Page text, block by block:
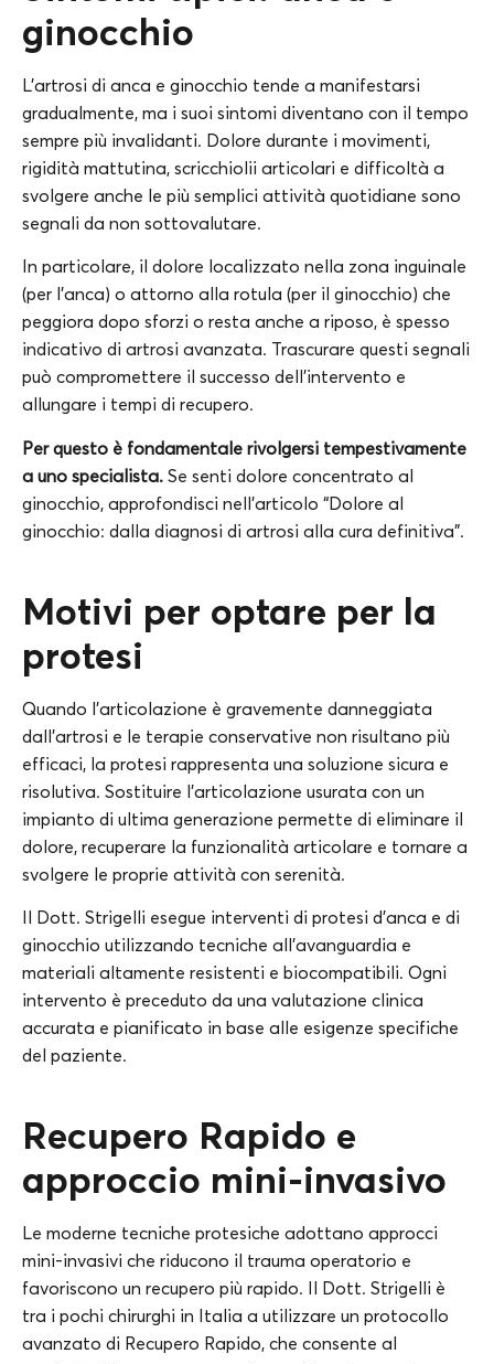
ginocchio
L’artrosi di anca e ginocchio tende a manifestarsi
gradualmente, ma i suoi sintomi diventano con il tempo
sempre più invalidanti. Dolore durante i movimenti,
rigidità mattutina, scricchiolii articolari e difficoltà a
svolgere anche le più semplici attività quotidiane sono
segnali da non sottovalutare.
In particolare, il dolore localizzato nella zona inguinale
(per l’anca) o attorno alla rotula (per il ginocchio) che
peggiora dopo sforzi o resta anche a riposo, è spesso
indicativo di artrosi avanzata. Trascurare questi segnali
può compromettere il successo dell’intervento e
allungare i tempi di recupero.
Per questo è fondamentale rivolgersi tempestivamente
a uno specialista. Se senti dolore concentrato al
ginocchio, approfondisci nell’articolo “Dolore al
ginocchio: dalla diagnosi di artrosi alla cura definitiva”.
Motivi per optare per la
protesi
Quando l’articolazione è gravemente danneggiata
dall’artrosi e le terapie conservative non risultano più
efficaci, la protesi rappresenta una soluzione sicura e
risolutiva. Sostituire l’articolazione usurata con un
impianto di ultima generazione permette di eliminare il
dolore, recuperare la funzionalità articolare e tornare a
svolgere le proprie attività con serenità.
Il Dott. Strigelli esegue interventi di protesi d’anca e di
ginocchio utilizzando tecniche all’avanguardia e
materiali altamente resistenti e biocompatibili. Ogni
intervento è preceduto da una valutazione clinica
accurata e pianificato in base alle esigenze specifiche
del paziente.
Recupero Rapido e
approccio mini-invasivo
Le moderne tecniche protesiche adottano approcci
mini-invasivi che riducono il trauma operatorio e
favoriscono un recupero più rapido. Il Dott. Strigelli è
tra i pochi chirurghi in Italia a utilizzare un protocollo
avanzato di Recupero Rapido, che consente al